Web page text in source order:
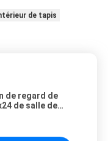
de tapis
de regard de
de salle de